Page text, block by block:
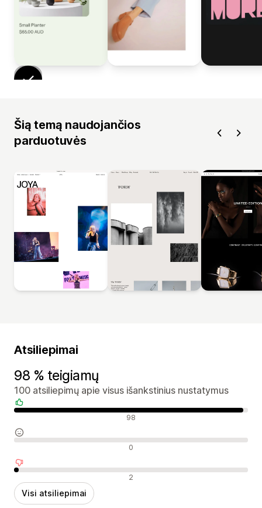
Šią temą naudojančios
parduotuvės
Atsiliepimai
98 % teigiamų
100 atsiliepimų apie visus išankstinius nustatymus
Teigiami atsiliepimai 98
Neutralūs atsiliepimai 0
Neigiami atsiliepimai 2
Visi atsiliepimai